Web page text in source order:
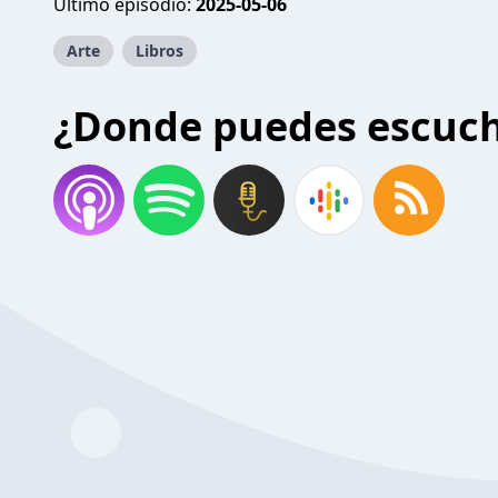
Arte Libros
¿Donde puedes